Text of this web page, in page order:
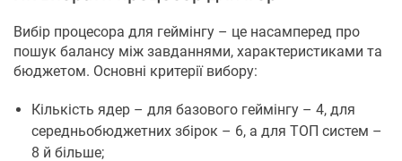
Вибір процесора для геймінгу – це насамперед про
пошук балансу між завданнями, характеристиками та
бюджетом. Основні критерії вибору:
Кількість ядер – для базового геймінгу – 4, для
середньобюджетних збірок – 6, а для ТОП систем –
8 й більше;